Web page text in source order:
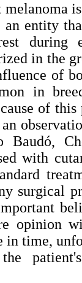
entity
during
in the
of
in
of
Baudó,
with
surgical
opinion
in time,